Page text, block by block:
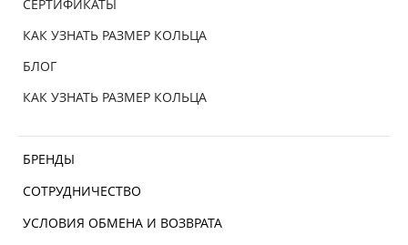
СЕРТИФИКАТЫ
КАК УЗНАТЬ РАЗМЕР КОЛЬЦА
БЛОГ
КАК УЗНАТЬ РАЗМЕР КОЛЬЦА
БРЕНДЫ
СОТРУДНИЧЕСТВО
УСЛОВИЯ ОБМЕНА И ВОЗВРАТА